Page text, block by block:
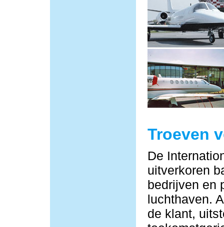
Troeven
De
uitverkoren
bedrijven en
luchthaven.
de klant,